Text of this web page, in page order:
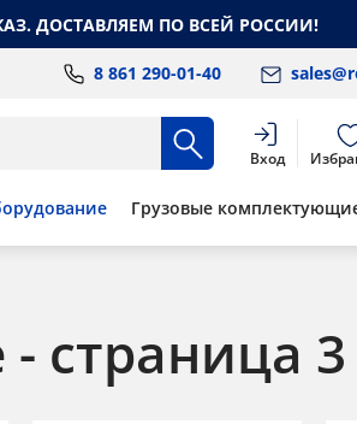
ДОСТАВЛЯЕМ ПО ВСЕЙ РОССИИ!
8 861 290-01-40
Вход
Грузовые
страница 3